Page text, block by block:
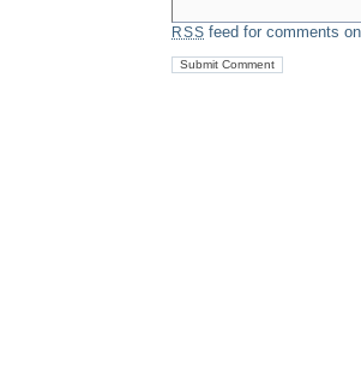
RSS feed for comments